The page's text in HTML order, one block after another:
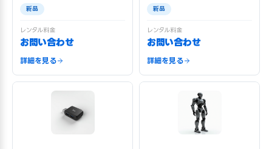
新品
レンタル料金
お問い合わせ
詳細を見る
新品
レンタル料金
お問い合わせ
詳細を見る